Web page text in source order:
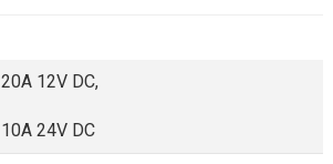
20A 12V DC,
10A 24V DC